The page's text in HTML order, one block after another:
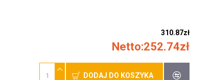
310.87zł
Netto:252.74zł
DODAJ DO KOSZYKA